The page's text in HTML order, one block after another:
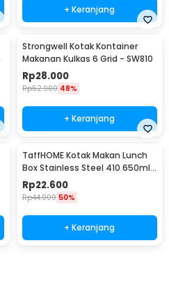
+ Keranjang
Strongwell Kotak Kontainer
Makanan Kulkas 6 Grid - SW810
Rp28.000
Rp52.900 48%
+ Keranjang
TaffHOME Kotak Makan Lunch
Box Stainless Steel 410 650ml
- HS410
Rp22.600
Rp44.900 50%
+ Keranjang